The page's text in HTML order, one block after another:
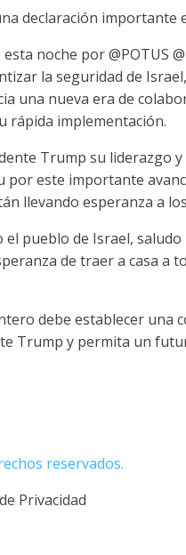
declaración importante
noche por @POTUS
la seguridad de
una nueva era de
rápida implementación.
Trump su liderazgo
este importante
llevando esperanza a
el pueblo de Israel,
de traer a casa a
debe establecer una
Trump y permita un
reservados.
Privacidad